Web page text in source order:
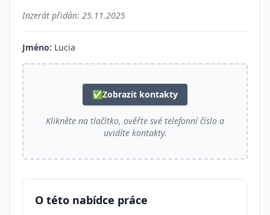
Inzerát přidán: 25.11.2025
Jméno: Lucia
✅Zobrazit kontakty
Klikněte na tlačítko, ověřte své telefonní číslo a
uvidíte kontakty.
O této nabídce práce